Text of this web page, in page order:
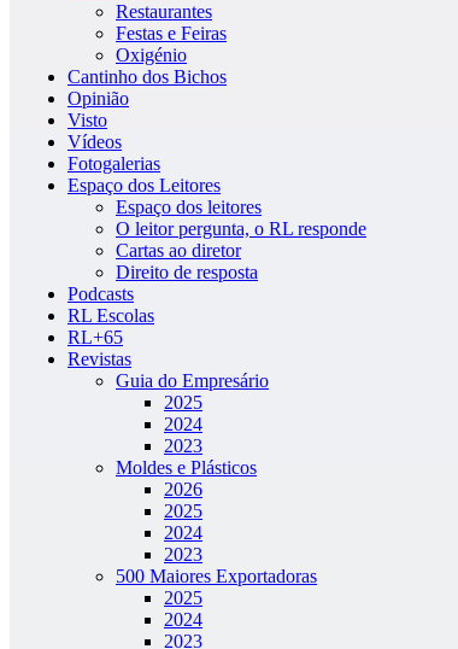
Restaurantes
Festas e Feiras
Oxigénio
Cantinho dos Bichos
Opinião
Visto
Vídeos
Fotogalerias
Espaço dos Leitores
Espaço dos leitores
O leitor pergunta, o RL responde
Cartas ao diretor
Direito de resposta
Podcasts
RL Escolas
RL+65
Revistas
Guia do Empresário
2025
2024
2023
Moldes e Plásticos
2026
2025
2024
2023
500 Maiores Exportadoras
2025
2024
2023